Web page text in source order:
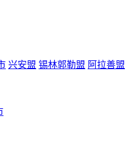
兴安盟 锡林郭勒盟 阿拉善盟